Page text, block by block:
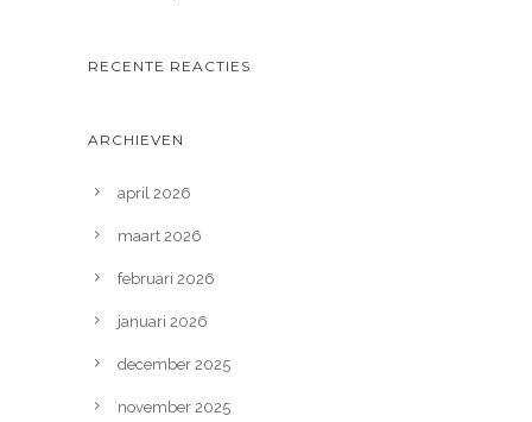
RECENTE REACTIES
ARCHIEVEN
april 2026
maart 2026
februari 2026
januari 2026
december 2025
november 2025